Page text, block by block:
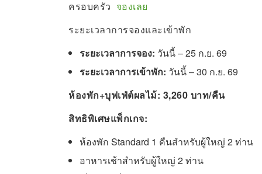
ครอบครัว จองเลย
ระยะเวลาการจองและเข้าพัก
ระยะเวลาการจอง: วันนี้ – 25 ก.ย. 69
ระยะเวลาการเข้าพัก: วันนี้ – 30 ก.ย. 69
ห้องพัก+บุฟเฟ่ต์ผลไม้: 3,260 บาท/คืน
สิทธิพิเศษแพ็กเกจ:
ห้องพัก Standard 1 คืนสำหรับผู้ใหญ่ 2 ท่าน
อาหารเช้าสำหรับผู้ใหญ่ 2 ท่าน